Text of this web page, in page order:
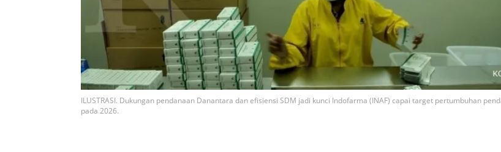
ILUSTRASI. Dukungan pendanaan Danantara dan efisiensi SDM jadi kunci Indofarma (INAF) capai target pertumbuhan
pada 2026.